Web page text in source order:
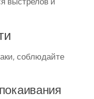
соблюдайте